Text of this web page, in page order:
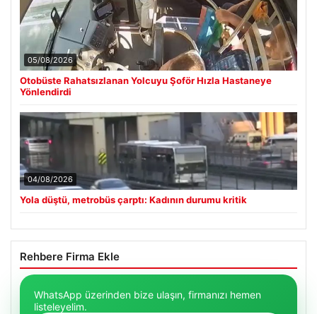
05/08/2026
Otobüste Rahatsızlanan Yolcuyu Şoför Hızla Hastaneye
Yönlendirdi
04/08/2026
Yola düştü, metrobüs çarptı: Kadının durumu kritik
Rehbere Firma Ekle
WhatsApp üzerinden bize ulaşın, firmanızı hemen
listeleyelim.